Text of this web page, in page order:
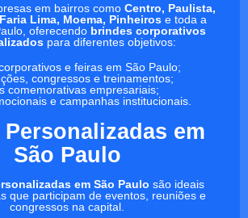
em bairros como Centro, Paulista,
Lima, Moema, Pinheiros e toda a
oferecendo brindes corporativos
para diferentes objetivos:
e feiras em São Paulo;
congressos e treinamentos;
comemorativas empresariais;
e campanhas institucionais.
Personalizadas em
São Paulo
em São Paulo são ideais
que participam de eventos, reuniões e
congressos na capital.